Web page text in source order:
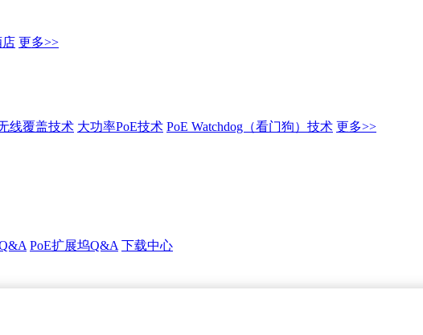
店 更多>>
线覆盖技术 大功率PoE技术 PoE Watchdog（看门狗）技术 更多>>
PoE扩展坞Q&A 下载中心